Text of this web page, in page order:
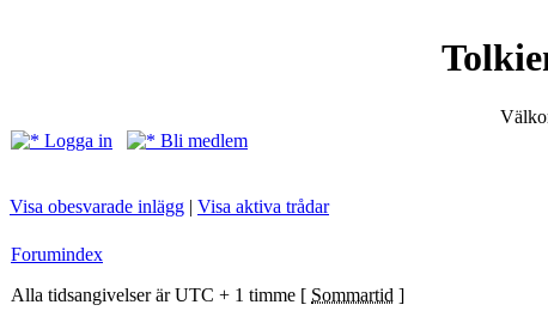
Logga in
Bli medlem
Visa obesvarade inlägg | Visa aktiva trådar
Forumindex
Alla tidsangivelser är UTC + 1 timme [ Sommartid ]